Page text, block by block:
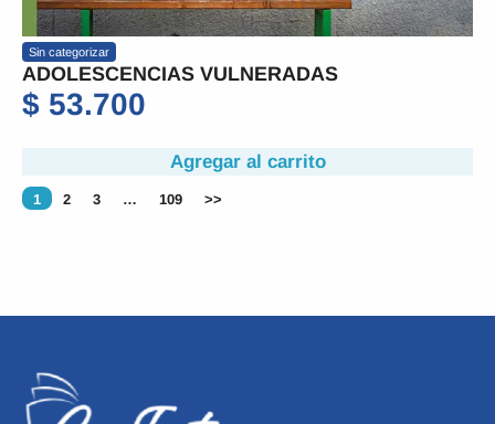
Sin categorizar
ADOLESCENCIAS VULNERADAS
$ 53.700
Agregar al carrito
1 2 3 … 109 >>